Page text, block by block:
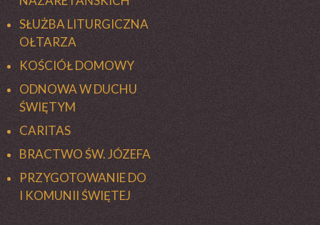
SŁUŻBA LITURGICZNA
OŁTARZA
KOŚCIÓŁ DOMOWY
ODNOWA W DUCHU
ŚWIĘTYM
CARITAS
BRACTWO ŚW. JÓZEFA
PRZYGOTOWANIE DO
I KOMUNII ŚWIĘTEJ